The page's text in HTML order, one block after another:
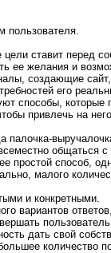
пользователя.
цели ставит перед
ее желания и
создающие
его
способы, которые
привлечь на
палочка-
общаться
простой способ,
малого
и конкретными.
вариантов
дать свой
количество